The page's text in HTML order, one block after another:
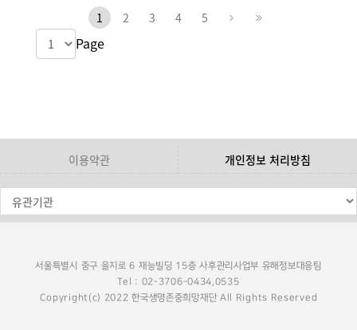
1 2 3 4 5
Page
이용약관 개인정보 처리방침
서울특별시 중구 을지로 6 재능빌딩 15층 사후관리사업부 유해정보대응팀
Tel : 02-3706-0434,0535
Copyright(c) 2022 한국생명존중희망재단 All Rights Reserved